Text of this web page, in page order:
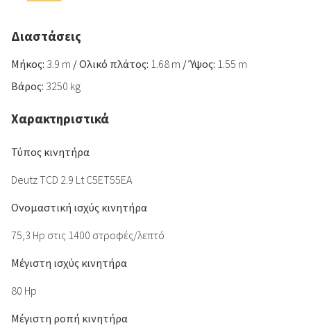
Διαστάσεις
Μήκος: 3.9 m /Ολικό πλάτος: 1.68 m /Ύψος: 1.55 m
Βάρος: 3250 kg
Χαρακτηριστικά
Τύπος κινητήρα
Deutz TCD 2.9 Lt C5ET55EA
Ονομαστική ισχύς κινητήρα
75,3 Hp στις 1400 στροφές/λεπτό
Μέγιστη ισχύς κινητήρα
80 Hp
Μέγιστη ροπή κινητήρα